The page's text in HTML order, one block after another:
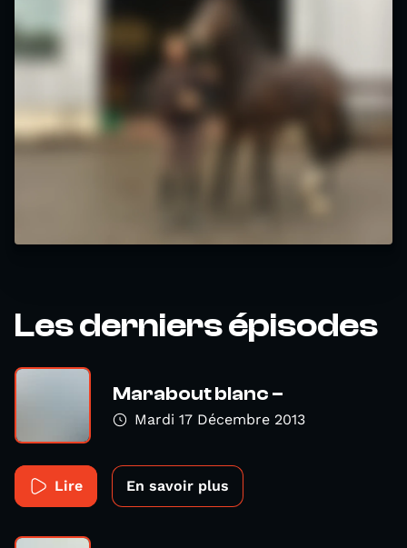
Les derniers épisodes
Marabout blanc –
Mardi 17 Décembre 2013
Lire En savoir plus